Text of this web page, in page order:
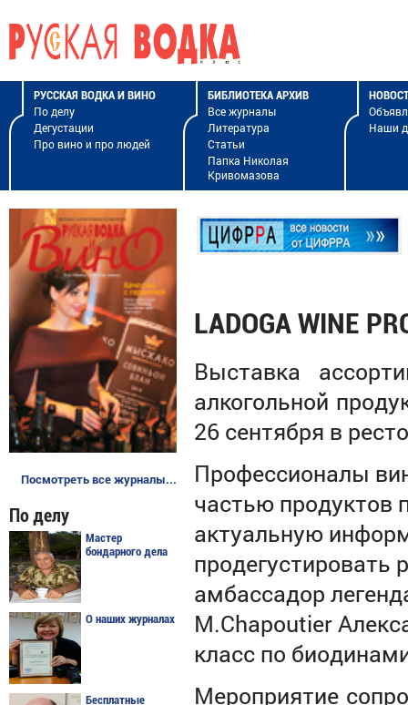
РУССКАЯ ВОДКА И ВИНО
По делу
Дегустации
Про вино и про людей
БИБЛИОТЕКА АРХИВ
Все журналы
Литература
Статьи
Папка Николая
Кривомазова
Наши
Посмотреть все журналы...
По делу
Мастер
бондарного дела
О наших журналах
Бесплатные
LADOGA WINE
Выставка
алкогольной
26 сентября в
Профессионалы
частью продуктов
актуальную
продегустировать
амбассадор
M.Chapoutier
класс по
Мероприятие